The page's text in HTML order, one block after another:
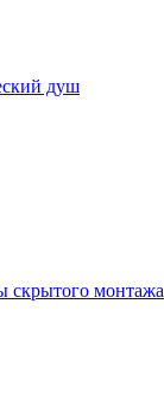
душ
скрытого монтажа